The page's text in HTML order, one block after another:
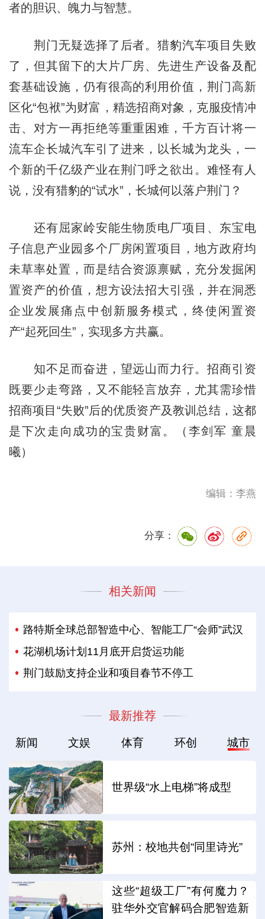
者的胆识、魄力与智慧。
荆门无疑选择了后者。猎豹汽车项目失败
了，但其留下的大片厂房、先进生产设备及配
套基础设施，仍有很高的利用价值，荆门高新
区化“包袱”为财富，精选招商对象，克服疫情冲
击、对方一再拒绝等重重困难，千方百计将一
流车企长城汽车引了进来，以长城为龙头，一
个新的千亿级产业在荆门呼之欲出。难怪有人
说，没有猎豹的“试水”，长城何以落户荆门？
还有屈家岭安能生物质电厂项目、东宝电
子信息产业园多个厂房闲置项目，地方政府均
未草率处置，而是结合资源禀赋，充分发掘闲
置资产的价值，想方设法招大引强，并在洞悉
企业发展痛点中创新服务模式，终使闲置资
产“起死回生”，实现多方共赢。
知不足而奋进，望远山而力行。招商引资
既要少走弯路，又不能轻言放弃，尤其需珍惜
招商项目“失败”后的优质资产及教训总结，这都
是下次走向成功的宝贵财富。（李剑军 童晨
曦）
编辑：李燕
分享：
相关新闻
路特斯全球总部智造中心、智能工厂“会师”武汉
花湖机场计划11月底开启货运功能
荆门鼓励支持企业和项目春节不停工
最新推荐
新闻 文娱 体育 环创 城市
世界级“水上电梯”将成型
苏州：校地共创“同里诗光”
这些“超级工厂”有何魔力？
驻华外交官解码合肥智造新